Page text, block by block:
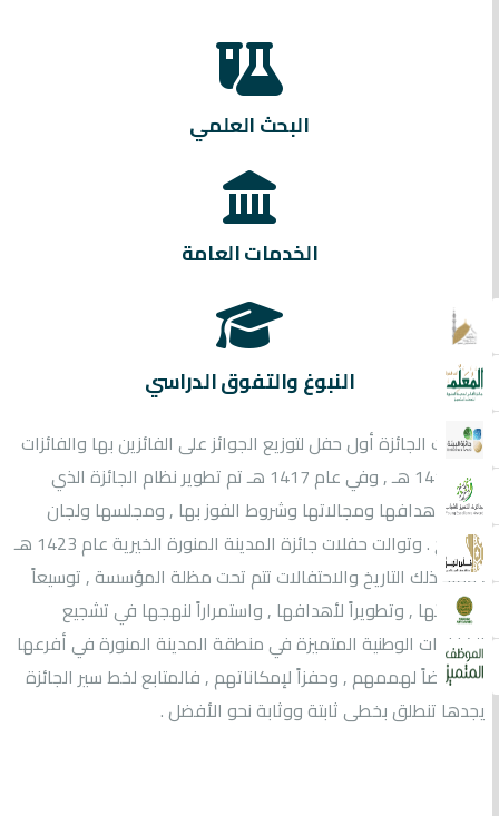
البحث العلمي
الخدمات العامة
النبوغ والتفوق الدراسي
ونظمت الجائزة أول حفل لتوزيع الجوائز على الفائزين بها والفائزات
عام 1414 هـ , وفي عام 1417 هـ تم تطوير نظام الجائزة الذي
يوضح أهدافها ومجالاتها وشروط الفوز بها , ومجلسها ولجان
الترشيح . وتوالت حفلات جائزة المدينة المنورة الخيرية عام 1423 هـ
, ومنذ ذلك التاريخ والاحتفالات تتم تحت مظلة المؤسسة , توسيعاً
لمجالاتها , وتطويراً لأهدافها , واستمراراً لنهجها في تشجيع
الكفاءات الوطنية المتميزة في منطقة المدينة المنورة في أفرعها
استنهاضاً لهممهم , وحفزاً لإمكاناتهم , فالمتابع لخط سير الجائزة
يجدها تنطلق بخطى ثابتة ووثابة نحو الأفضل .